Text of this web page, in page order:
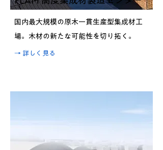
国内最大規模の原木一貫生産型集成材工
場。木材の新たな可能性を切り拓く。
→ 詳しく見る